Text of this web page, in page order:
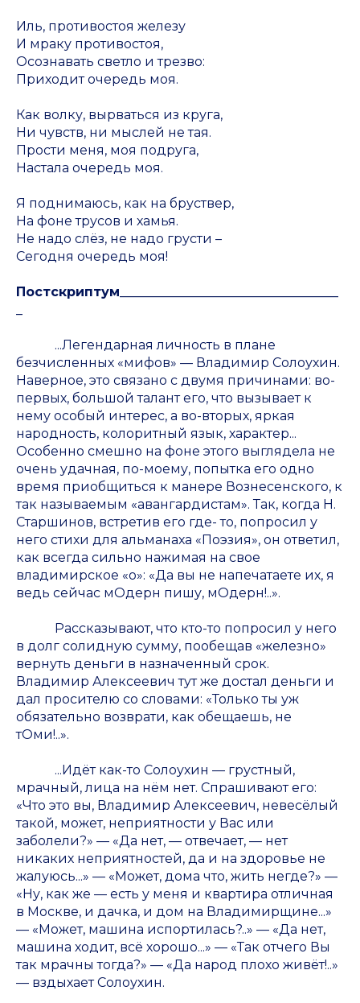
Иль, противостоя железу
И мраку противостоя,
Осознавать светло и трезво:
Приходит очередь моя.
Как волку, вырваться из круга,
Ни чувств, ни мыслей не тая.
Прости меня, моя подруга,
Настала очередь моя.
Я поднимаюсь, как на бруствер,
На фоне трусов и хамья.
Не надо слёз, не надо грусти –
Сегодня очередь моя!
Постскриптум__________________________________
...Легендарная личность в плане
безчисленных «мифов» — Владимир Солоухин.
Наверное, это связано с двумя причинами: во-
первых, большой талант его, что вызывает к
нему особый интерес, а во-вторых, яркая
народность, колоритный язык, характер...
Особенно смешно на фоне этого выглядела не
очень удачная, по-моему, попытка его одно
время приобщиться к манере Вознесенского, к
так называемым «авангардистам». Так, когда Н.
Старшинов, встретив его где- то, попросил у
него стихи для альманаха «Поэзия», он ответил,
как всегда сильно нажимая на свое
владимирское «о»: «Да вы не напечатаете их, я
ведь сейчас мОдерн пишу, мОдерн!..».
Рассказывают, что кто-то попросил у него
в долг солидную сумму, пообещав «железно»
вернуть деньги в назначенный срок.
Владимир Алексеевич тут же достал деньги и
дал просителю со словами: «Только ты уж
обязательно возврати, как обещаешь, не
тОми!..».
...Идёт как-то Солоухин — грустный,
мрачный, лица на нём нет. Спрашивают его:
«Что это вы, Владимир Алексеевич, невесёлый
такой, может, неприятности у Вас или
заболели?» — «Да нет, — отвечает, — нет
никаких неприятностей, да и на здоровье не
жалуюсь...» — «Может, дома что, жить негде?» —
«Ну, как же — есть у меня и квартира отличная
в Москве, и дачка, и дом на Владимирщине...»
— «Может, машина испортилась?..» — «Да нет,
машина ходит, всё хорошо...» — «Так отчего Вы
так мрачны тогда?» — «Да народ плохо живёт!..»
— вздыхает Солоухин.